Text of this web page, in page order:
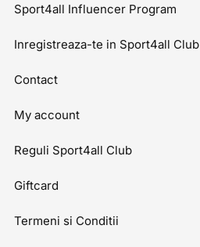
Sport4all Influencer Program
Inregistreaza-te in Sport4all Club
Contact
My account
Reguli Sport4all Club
Giftcard
Termeni si Conditii